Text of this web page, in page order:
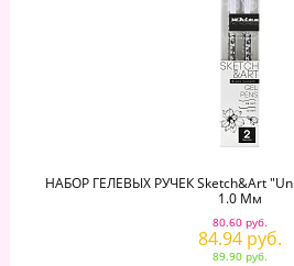
НАБОР ГЕЛЕВЫХ РУЧЕК Sketch&Art
1.0 Мм
80.60 руб.
84.94 руб.
89.90 руб.